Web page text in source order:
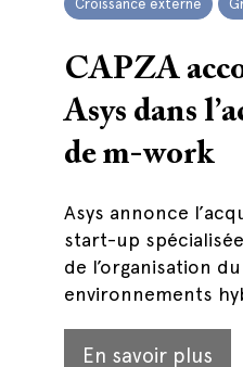
Croissance externe
CAPZA
Asys dans
de m-work
Asys annonce
start-up
de l’organisation
environnements
En savoir plus